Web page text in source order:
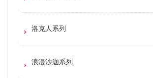
洛克人系列
浪漫沙迦系列